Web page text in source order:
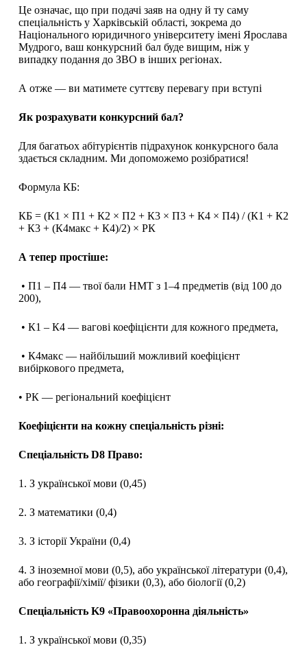
Це означає, що при подачі заяв на одну й ту саму
спеціальність у Харківській області, зокрема до
Національного юридичного університету імені Ярослава
Мудрого, ваш конкурсний бал буде вищим, ніж у
випадку подання до ЗВО в інших регіонах.
А отже — ви матимете суттєву перевагу при вступі
Як розрахувати конкурсний бал?
Для багатьох абітурієнтів підрахунок конкурсного бала
здається складним. Ми допоможемо розібратися!
Формула КБ:
КБ = (К1 × П1 + К2 × П2 + К3 × П3 + К4 × П4) / (К1 + К2
+ К3 + (К4макс + К4)/2) × РК
А тепер простіше:
• П1 – П4 — твої бали НМТ з 1–4 предметів (від 100 до
200),
• К1 – К4 — вагові коефіцієнти для кожного предмета,
• К4макс — найбільший можливий коефіцієнт
вибіркового предмета,
• РК — регіональний коефіцієнт
Коефіцієнти на кожну спеціальність різні:
Спеціальність D8 Право:
1. З української мови (0,45)
2. З математики (0,4)
3. З історії України (0,4)
4. З іноземної мови (0,5), або української літератури (0,4),
або географії/хімії/ фізики (0,3), або біології (0,2)
Спеціальність K9 «Правоохоронна діяльність»
1. З української мови (0,35)